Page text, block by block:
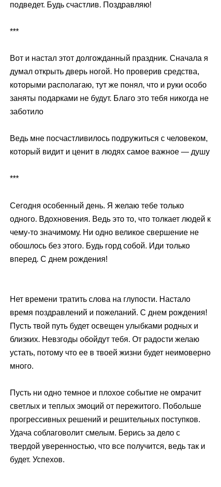
подведет. Будь счастлив. Поздравляю!
***
Вот и настал этот долгожданный праздник. Сначала я
думал открыть дверь ногой. Но проверив средства,
которыми располагаю, тут же понял, что и руки особо
заняты подарками не будут. Благо это тебя никогда не
заботило
Ведь мне посчастливилось подружиться с человеком,
который видит и ценит в людях самое важное — душу
***
Сегодня особенный день. Я желаю тебе только
одного. Вдохновения. Ведь это то, что толкает людей к
чему-то значимому. Ни одно великое свершение не
обошлось без этого. Будь горд собой. Иди только
вперед. С днем рождения!
Нет времени тратить слова на глупости. Настало
время поздравлений и пожеланий. С днем рождения!
Пусть твой путь будет освещен улыбками родных и
близких. Невзгоды обойдут тебя. От радости желаю
устать, потому что ее в твоей жизни будет неимоверно
много.
Пусть ни одно темное и плохое событие не омрачит
светлых и теплых эмоций от пережитого. Побольше
прогрессивных решений и решительных поступков.
Удача соблаговолит смелым. Берись за дело с
твердой уверенностью, что все получится, ведь так и
будет. Успехов.